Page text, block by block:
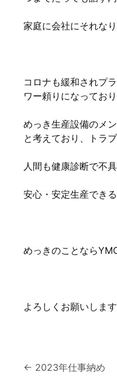
家庭に会社にそれな
コロナも緩和されプ
ワー頼りになっており
めっき生産設備のメ
と考えており、トラ
人間も健康診断で不
安心・安定生産でき
めっきのことなら
よろしくお願いします
投
← 2023年仕事納め